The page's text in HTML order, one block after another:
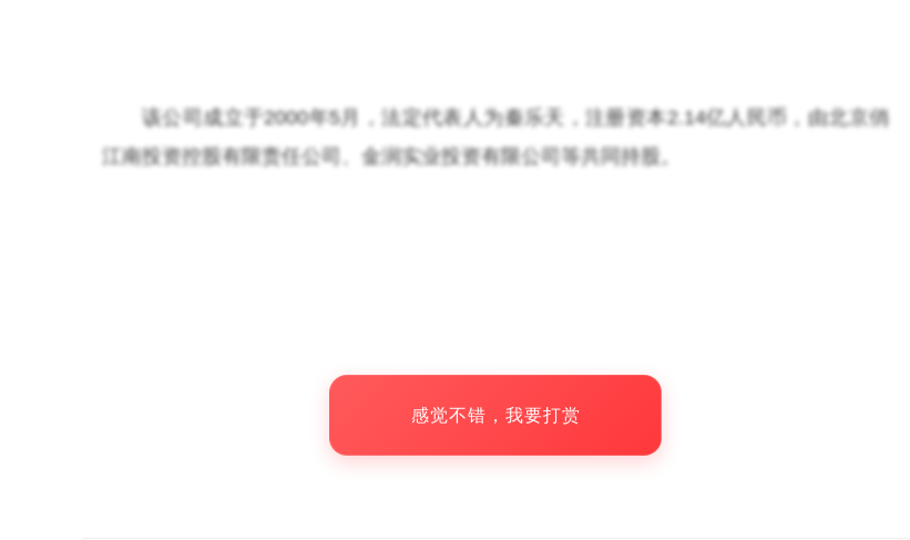
该公司成立于2000年5月，法定代表人为秦乐天，注册资本2.14亿人民币，由北京俏
江南投资控股有限责任公司、金润实业投资有限公司等共同持股。
感觉不错，我要打赏